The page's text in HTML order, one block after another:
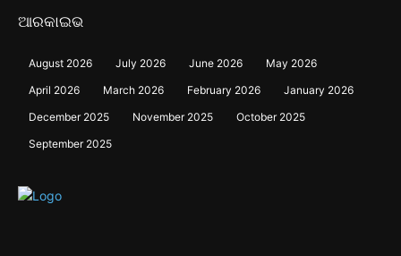
ଆରକାଇଭ
August 2026 July 2026 June 2026
May 2026
April 2026
March 2026 February 2026
January 2026
December 2025
November 2025
October 2025
September 2025